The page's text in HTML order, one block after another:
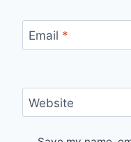
Email *
Website